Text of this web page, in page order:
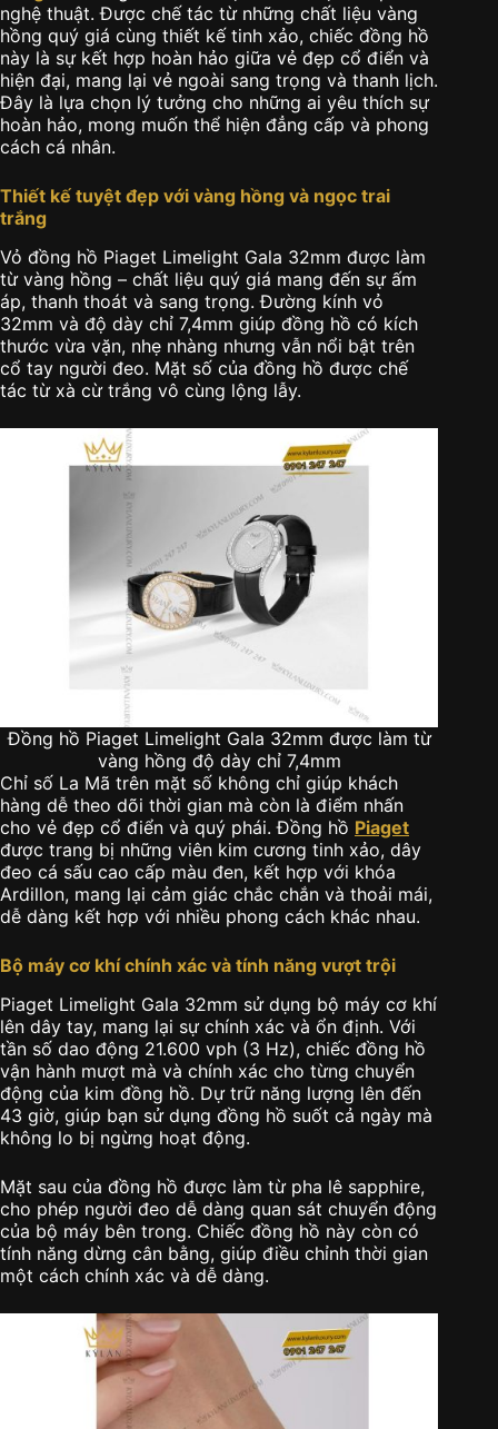
nghệ thuật. Được chế tác từ những chất liệu vàng
hồng quý giá cùng thiết kế tinh xảo, chiếc đồng hồ
này là sự kết hợp hoàn hảo giữa vẻ đẹp cổ điển và
hiện đại, mang lại vẻ ngoài sang trọng và thanh lịch.
Đây là lựa chọn lý tưởng cho những ai yêu thích sự
hoàn hảo, mong muốn thể hiện đẳng cấp và phong
cách cá nhân.
Thiết kế tuyệt đẹp với vàng hồng và ngọc trai
trắng
Vỏ đồng hồ Piaget Limelight Gala 32mm được làm
từ vàng hồng – chất liệu quý giá mang đến sự ấm
áp, thanh thoát và sang trọng. Đường kính vỏ
32mm và độ dày chỉ 7,4mm giúp đồng hồ có kích
thước vừa vặn, nhẹ nhàng nhưng vẫn nổi bật trên
cổ tay người đeo. Mặt số của đồng hồ được chế
tác từ xà cừ trắng vô cùng lộng lẫy.
Đồng hồ Piaget Limelight Gala 32mm được làm từ
vàng hồng độ dày chỉ 7,4mm
Chỉ số La Mã trên mặt số không chỉ giúp khách
hàng dễ theo dõi thời gian mà còn là điểm nhấn
cho vẻ đẹp cổ điển và quý phái. Đồng hồ Piaget
được trang bị những viên kim cương tinh xảo, dây
đeo cá sấu cao cấp màu đen, kết hợp với khóa
Ardillon, mang lại cảm giác chắc chắn và thoải mái,
dễ dàng kết hợp với nhiều phong cách khác nhau.
Bộ máy cơ khí chính xác và tính năng vượt trội
Piaget Limelight Gala 32mm sử dụng bộ máy cơ khí
lên dây tay, mang lại sự chính xác và ổn định. Với
tần số dao động 21.600 vph (3 Hz), chiếc đồng hồ
vận hành mượt mà và chính xác cho từng chuyển
động của kim đồng hồ. Dự trữ năng lượng lên đến
43 giờ, giúp bạn sử dụng đồng hồ suốt cả ngày mà
không lo bị ngừng hoạt động.
Mặt sau của đồng hồ được làm từ pha lê sapphire,
cho phép người đeo dễ dàng quan sát chuyển động
của bộ máy bên trong. Chiếc đồng hồ này còn có
tính năng dừng cân bằng, giúp điều chỉnh thời gian
một cách chính xác và dễ dàng.